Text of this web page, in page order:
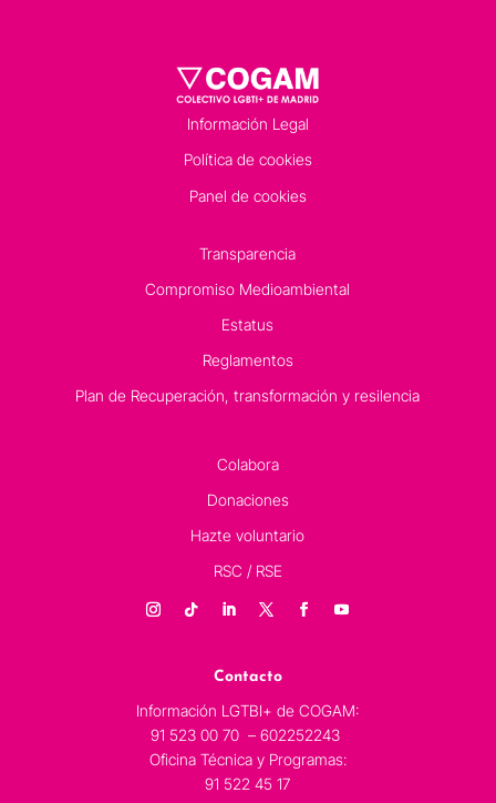
Información Legal
Política de cookies
Panel de cookies
Transparencia
Compromiso Medioambiental
Estatus
Reglamentos
Plan de Recuperación, transformación y resilencia
Colabora
Donaciones
Hazte voluntario
RSC / RSE
Contacto
Información LGTBI+ de COGAM:
91 523 00 70 – 602252243
Oficina Técnica y Programas:
91 522 45 17